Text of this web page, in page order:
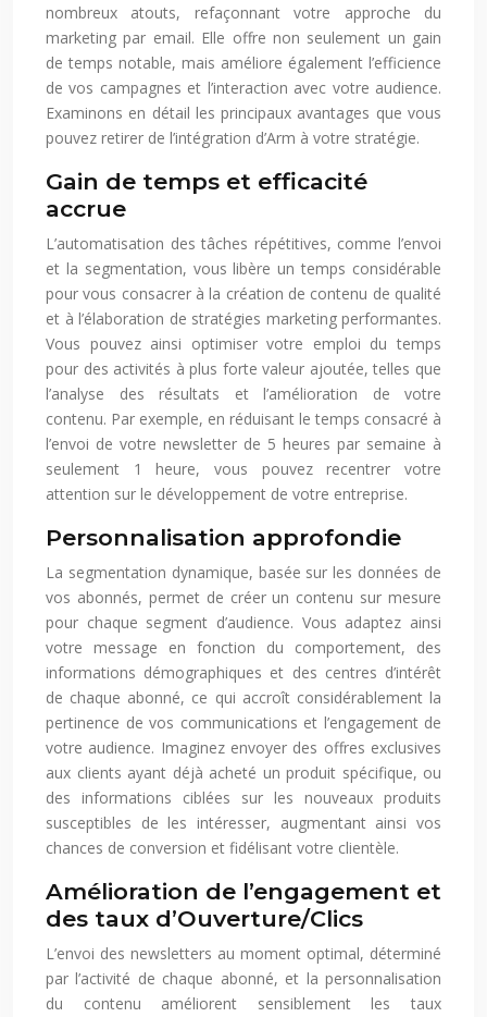
nombreux atouts, refaçonnant votre approche du
marketing par email. Elle offre non seulement un gain
de temps notable, mais améliore également l’efficience
de vos campagnes et l’interaction avec votre audience.
Examinons en détail les principaux avantages que vous
pouvez retirer de l’intégration d’Arm à votre stratégie.
Gain de temps et efficacité
accrue
L’automatisation des tâches répétitives, comme l’envoi
et la segmentation, vous libère un temps considérable
pour vous consacrer à la création de contenu de qualité
et à l’élaboration de stratégies marketing performantes.
Vous pouvez ainsi optimiser votre emploi du temps
pour des activités à plus forte valeur ajoutée, telles que
l’analyse des résultats et l’amélioration de votre
contenu. Par exemple, en réduisant le temps consacré à
l’envoi de votre newsletter de 5 heures par semaine à
seulement 1 heure, vous pouvez recentrer votre
attention sur le développement de votre entreprise.
Personnalisation approfondie
La segmentation dynamique, basée sur les données de
vos abonnés, permet de créer un contenu sur mesure
pour chaque segment d’audience. Vous adaptez ainsi
votre message en fonction du comportement, des
informations démographiques et des centres d’intérêt
de chaque abonné, ce qui accroît considérablement la
pertinence de vos communications et l’engagement de
votre audience. Imaginez envoyer des offres exclusives
aux clients ayant déjà acheté un produit spécifique, ou
des informations ciblées sur les nouveaux produits
susceptibles de les intéresser, augmentant ainsi vos
chances de conversion et fidélisant votre clientèle.
Amélioration de l’engagement et
des taux d’Ouverture/Clics
L’envoi des newsletters au moment optimal, déterminé
par l’activité de chaque abonné, et la personnalisation
du contenu améliorent sensiblement les taux